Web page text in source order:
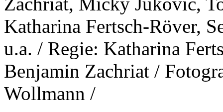
Katharina Fertsch-Röver,
u.a. / Regie: Katharina
Benjamin Zachriat /
Wollmann /